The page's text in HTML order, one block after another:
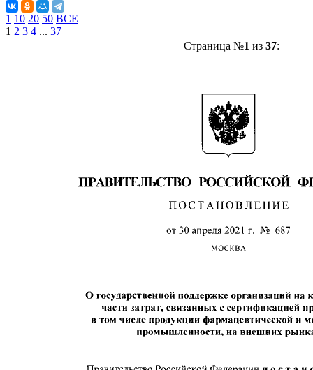
1 10 20 50 ВСЕ
1 2 3 4 ... 37
Страница №1 из 37: